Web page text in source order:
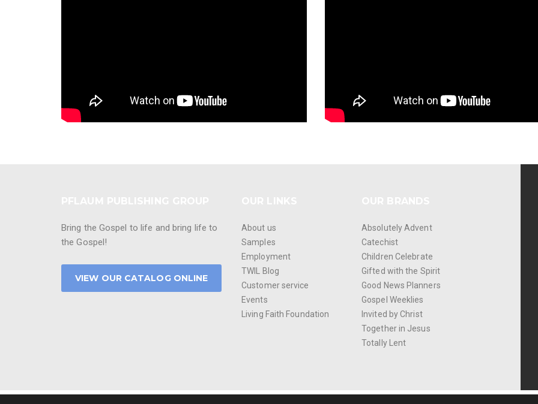
Bring the Gospel to life and bring life to
the Gospel!
VIEW OUR CATALOG ONLINE
About us
Samples
Employment
TWIL Blog
Customer service
Events
Living Faith Foundation
Absolutely Advent
Catechist
Children Celebrate
Gifted with the Spirit
Good News Planners
Gospel Weeklies
Invited by Christ
Together in Jesus
Totally Lent